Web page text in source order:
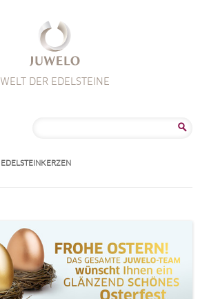
WELT DER EDELSTEINE
EDELSTEINKERZEN